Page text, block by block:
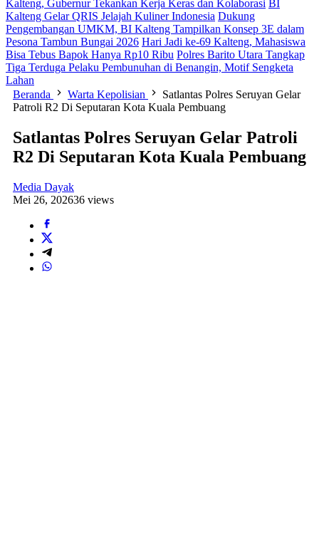
Kalteng, Gubernur Tekankan Kerja Keras dan Kolaborasi BI
Kalteng Gelar QRIS Jelajah Kuliner Indonesia Dukung
Pengembangan UMKM, BI Kalteng Tampilkan Konsep 3E dalam
Pesona Tambun Bungai 2026 Hari Jadi ke-69 Kalteng, Mahasiswa
Bisa Tebus Bapok Hanya Rp10 Ribu Polres Barito Utara Tangkap
Tiga Terduga Pelaku Pembunuhan di Benangin, Motif Sengketa
Lahan
Beranda
Warta Kepolisian
Satlantas Polres Seruyan Gelar
Patroli R2 Di Seputaran Kota Kuala Pembuang
Satlantas Polres Seruyan Gelar Patroli
R2 Di Seputaran Kota Kuala Pembuang
Media Dayak
Mei 26, 202636 views